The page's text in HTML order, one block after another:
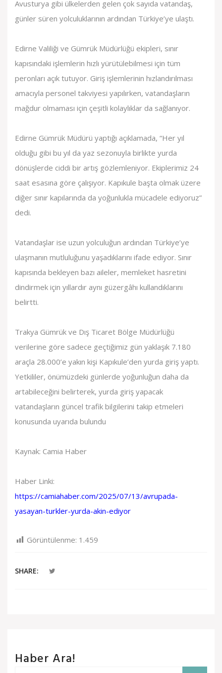
Avusturya gibi ülkelerden gelen çok sayıda vatandaş,
günler süren yolculuklarının ardından Türkiye’ye ulaştı.
Edirne Valiliği ve Gümrük Müdürlüğü ekipleri, sınır
kapısındaki işlemlerin hızlı yürütülebilmesi için tüm
peronları açık tutuyor. Giriş işlemlerinin hızlandırılması
amacıyla personel takviyesi yapılırken, vatandaşların
mağdur olmaması için çeşitli kolaylıklar da sağlanıyor.
Edirne Gümrük Müdürü yaptığı açıklamada, “Her yıl
olduğu gibi bu yıl da yaz sezonuyla birlikte yurda
dönüşlerde ciddi bir artış gözlemleniyor. Ekiplerimiz 24
saat esasına göre çalışıyor. Kapıkule başta olmak üzere
diğer sınır kapılarında da yoğunlukla mücadele ediyoruz”
dedi.
Vatandaşlar ise uzun yolculuğun ardından Türkiye’ye
ulaşmanın mutluluğunu yaşadıklarını ifade ediyor. Sınır
kapısında bekleyen bazı aileler, memleket hasretini
dindirmek için yıllardır aynı güzergâhı kullandıklarını
belirtti.
Trakya Gümrük ve Dış Ticaret Bölge Müdürlüğü
verilerine göre sadece geçtiğimiz gün yaklaşık 7.180
araçla 28.000’e yakın kişi Kapıkule’den yurda giriş yaptı.
Yetkililer, önümüzdeki günlerde yoğunluğun daha da
artabileceğini belirterek, yurda giriş yapacak
vatandaşların güncel trafik bilgilerini takip etmeleri
konusunda uyarıda bulundu
Kaynak: Camia Haber
Haber Linki:
https://camiahaber.com/2025/07/13/avrupada-
yasayan-turkler-yurda-akin-ediyor
Görüntülenme: 1.459
SHARE:
Haber Ara!